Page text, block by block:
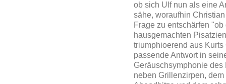
ob sich Ulf nun als eine
sähe, woraufhin
Frage zu entschärfen
hausgemachten
triumphioerend aus
passende Antwort in
Geräuschsymphonie
neben Grillenzirpen,